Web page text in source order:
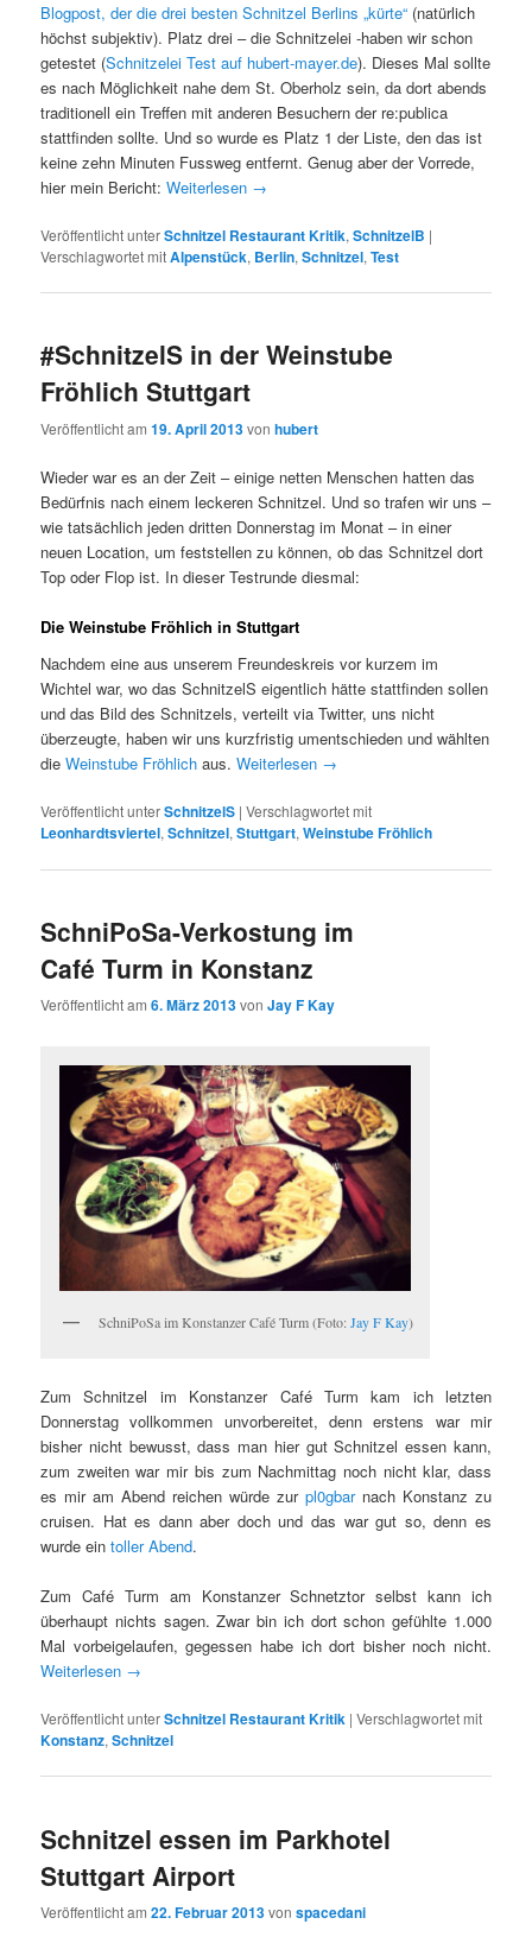
Blogpost, der die drei besten Schnitzel Berlins „kürte“ (natürlich
höchst subjektiv). Platz drei – die Schnitzelei -haben wir schon
getestet (Schnitzelei Test auf hubert-mayer.de). Dieses Mal sollte
es nach Möglichkeit nahe dem St. Oberholz sein, da dort abends
traditionell ein Treffen mit anderen Besuchern der re:publica
stattfinden sollte. Und so wurde es Platz 1 der Liste, den das ist
keine zehn Minuten Fussweg entfernt. Genug aber der Vorrede,
hier mein Bericht:Weiterlesen →
Veröffentlicht unterSchnitzel Restaurant Kritik,SchnitzelB |
Verschlagwortet mitAlpenstück, Berlin,Schnitzel,Test
#SchnitzelS in der Weinstube
Fröhlich Stuttgart
Veröffentlicht am19. April 2013vonhubert
Wieder war es an der Zeit – einige netten Menschen hatten das
Bedürfnis nach einem leckeren Schnitzel. Und so trafen wir uns –
wie tatsächlich jeden dritten Donnerstag im Monat – in einer
neuen Location, um feststellen zu können, ob das Schnitzel dort
Top oder Flop ist. In dieser Testrunde diesmal:
Die Weinstube Fröhlich in Stuttgart
Nachdem eine aus unserem Freundeskreis vor kurzem im
Wichtel war, wo das SchnitzelS eigentlich hätte stattfinden sollen
und das Bild des Schnitzels, verteilt via Twitter, uns nicht
überzeugte, haben wir uns kurzfristig umentschieden und wählten
dieWeinstube Fröhlich aus.Weiterlesen →
Veröffentlicht unterSchnitzelS |Verschlagwortet mit
Leonhardtsviertel,Schnitzel,Stuttgart,Weinstube Fröhlich
SchniPoSa-Verkostung im
Café Turm in Konstanz
Veröffentlicht am6. März 2013vonJay F Kay
SchniPoSa im Konstanzer Café Turm (Foto:Jay F Kay)
Zum Schnitzel im Konstanzer Café Turm kam ich letzten
Donnerstag vollkommen unvorbereitet, denn erstens war mir
bisher nicht bewusst, dass man hier gut Schnitzel essen kann,
zum zweiten war mir bis zum Nachmittag noch nicht klar, dass
es mir am Abend reichen würde zur pl0gbarnach Konstanz zu
cruisen. Hat es dann aber doch und das war gut so, denn es
wurde eintoller Abend.
Zum Café Turm am Konstanzer Schnetztor selbst kann ich
überhaupt nichts sagen. Zwar bin ich dort schon gefühlte 1.000
Mal vorbeigelaufen, gegessen habe ich dort bisher noch nicht.
Weiterlesen →
Veröffentlicht unterSchnitzel Restaurant Kritik |Verschlagwortet mit
Konstanz,Schnitzel
Schnitzel essen im Parkhotel
Stuttgart Airport
Veröffentlicht am22. Februar 2013vonspacedani